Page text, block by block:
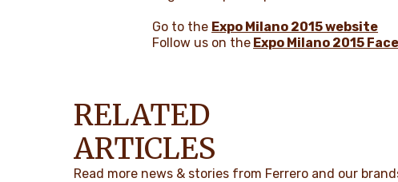
Go to the Expo Milano 2015 website
Follow us on the Expo Milano 2015
RELATED
ARTICLES
Read more news & stories from Ferrero and our